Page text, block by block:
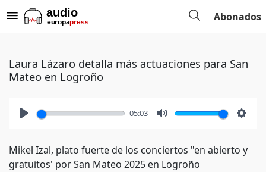
Abonados
Laura Lázaro detalla más actuaciones para San
Mateo en Logroño
05:03
Mikel Izal, plato fuerte de los conciertos "en abierto y
gratuitos' por San Mateo 2025 en Logroño